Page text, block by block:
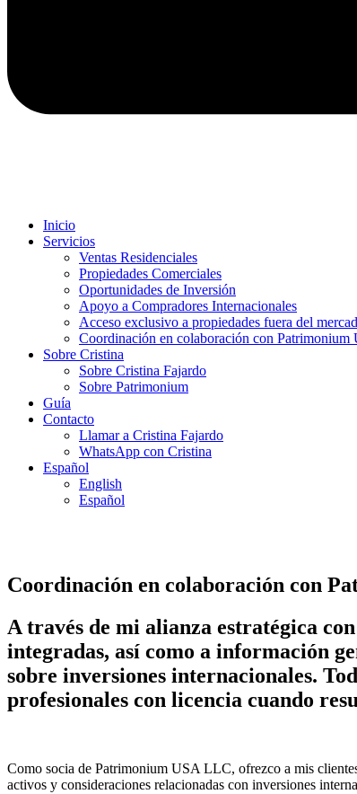
Inicio
Servicios
Ventas Residenciales
Propiedades Comerciales
Oportunidades de Inversión
Apoyo a Compradores Internacionales
Acceso exclusivo a propiedades fuera del
Coordinación en colaboración con Patrimonium
Sobre Cristina
Sobre Cristina Fajardo
Sobre Patrimonium
Guía
Contacto
Llamar a Cristina Fajardo
WhatsApp con Cristina
Español
English
Español
Coordinación en colaboración con
A través de mi alianza estratégica
integradas, así como a información
sobre inversiones internacionales.
profesionales con licencia cuando
Como socia de Patrimonium USA LLC, ofrezco a mis
activos y consideraciones relacionadas con inversiones